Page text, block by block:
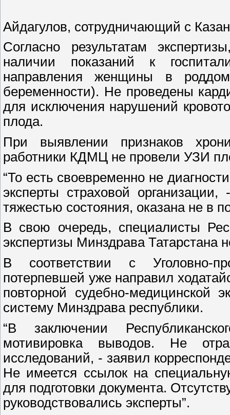
Айдагулов, сотрудничающий с
Согласно результатам
наличии показаний к
направления женщины в
беременности). Не проведены
для исключения нарушений
плода.
При выявлении признаков
работники КДМЦ не провели УЗИ
“То есть своевременно не
эксперты страховой
тяжестью состояния, оказана не в
В свою очередь, специалисты
экспертизы Минздрава Татарстана
В соответствии с Уголовно-
потерпевшей уже направил
повторной судебно-медицинской
систему Минздрава республики.
“В заключении
мотивировка выводов. Не
исследований, - заявил
Не имеется ссылок на
для подготовки документа.
руководствовались эксперты”.